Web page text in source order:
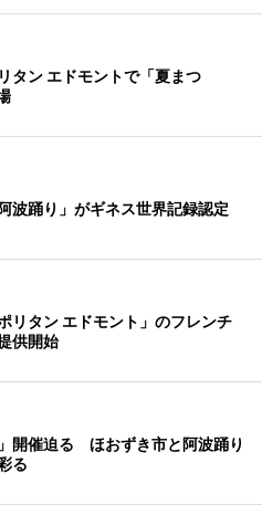
タン エドモントで「夏まつ
波踊り」がギネス世界記録認定
リタン エドモント」のフレンチ
供開始
開催迫る ほおずき市と阿波踊り
る